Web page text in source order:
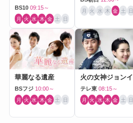
BS10 09:15～
月 火 水 木 金 土 日
月 火 水 木 金 土 日
華麗なる遺産
BSフジ 10:00～
月 火 水 木 金 土 日
火の女神ジョンイ
テレ東 08:15～
月 火 水 木 金 土 日